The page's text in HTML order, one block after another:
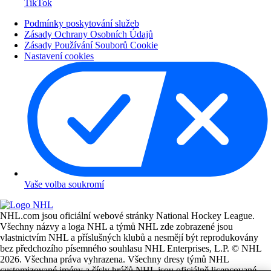
TikTok
Podmínky poskytování služeb
Zásady Ochrany Osobních Údajů
Zásady Používání Souborů Cookie
Nastavení cookies
Vaše volba soukromí
NHL.com jsou oficiální webové stránky National Hockey League.
Všechny názvy a loga NHL a týmů NHL zde zobrazené jsou
vlastnictvím NHL a příslušných klubů a nesmějí být reprodukovány
bez předchozího písemného souhlasu NHL Enterprises, L.P. © NHL
2026. Všechna práva vyhrazena. Všechny dresy týmů NHL